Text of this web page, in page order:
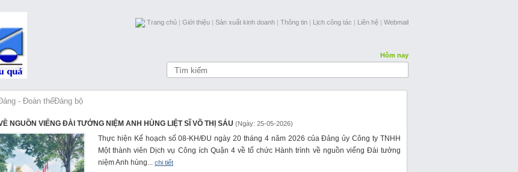
Trang chủ | Giới thiệu | Sản xuất kinh doanh | Thông tin | Lịch công tác | Liên hệ | Webmail
Hôm nay
- Đoàn thểĐảng bộ
NGUỒN VIẾNG ĐÀI TƯỞNG NIỆM ANH HÙNG LIỆT SĨ VÕ THỊ SÁU (Ngày: 25-05-2026)
Thực hiện Kế hoạch số 08-KH/ĐU ngày 20 tháng 4 năm 2026 của Đảng ủy Công ty TNHH
Một thành viên Dịch vụ Công ích Quận 4 về tổ chức Hành trình về nguồn viếng Đài tưởng
niệm Anh hùng... chi tiết